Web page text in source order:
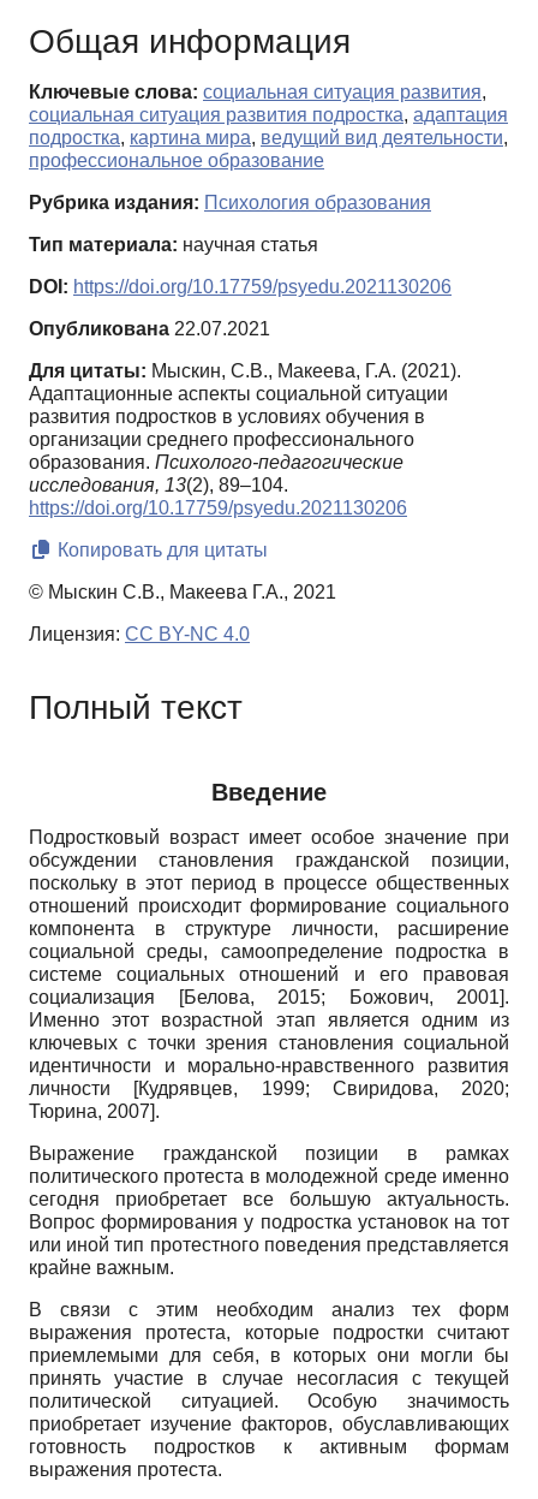
Общая информация
Ключевые слова: социальная ситуация развития,
социальная ситуация развития подростка, адаптация
подростка, картина мира, ведущий вид деятельности,
профессиональное образование
Рубрика издания: Психология образования
Тип материала: научная статья
DOI: https://doi.org/10.17759/psyedu.2021130206
Опубликована 22.07.2021
Для цитаты: Мыскин, С.В., Макеева, Г.А. (2021).
Адаптационные аспекты социальной ситуации
развития подростков в условиях обучения в
организации среднего профессионального
образования. Психолого-педагогические
исследования, 13(2), 89–104.
https://doi.org/10.17759/psyedu.2021130206
Копировать для цитаты
© Мыскин С.В., Макеева Г.А., 2021
Лицензия: CC BY-NC 4.0
Полный текст
Введение
Подростковый возраст имеет особое значение при
обсуждении становления гражданской позиции,
поскольку в этот период в процессе общественных
отношений происходит формирование социального
компонента в структуре личности, расширение
социальной среды, самоопределение подростка в
системе социальных отношений и его правовая
социализация
[Белова, 2015; Божович, 2001].
Именно этот возрастной этап является одним из
ключевых с точки зрения становления социальной
идентичности и морально-нравственного развития
личности
[Кудрявцев, 1999; Свиридова, 2020;
Тюрина, 2007].
Выражение гражданской позиции в рамках
политического протеста в молодежной среде именно
сегодня приобретает все большую актуальность.
Вопрос формирования у подростка установок на тот
или иной тип протестного поведения представляется
крайне важным.
В связи с этим необходим анализ тех форм
выражения протеста, которые подростки считают
приемлемыми для себя, в которых они могли бы
принять участие в случае несогласия с текущей
политической ситуацией. Особую значимость
приобретает изучение факторов, обуславливающих
готовность подростков к активным формам
выражения протеста.